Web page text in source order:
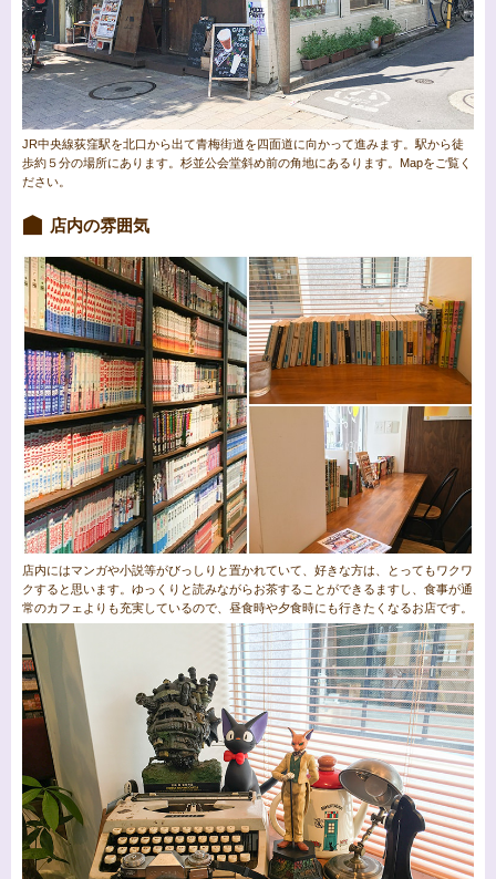
JR中央線荻窪駅を北口から出て青梅街道を四面道に向かって進みます。駅から徒
歩約５分の場所にあります。杉並公会堂斜め前の角地にあるります。Mapをご覧く
ださい。
店内の雰囲気
店内にはマンガや小説等がびっしりと置かれていて、好きな方は、とってもワクワ
クすると思います。ゆっくりと読みながらお茶することができるますし、食事が通
常のカフェよりも充実しているので、昼食時や夕食時にも行きたくなるお店です。